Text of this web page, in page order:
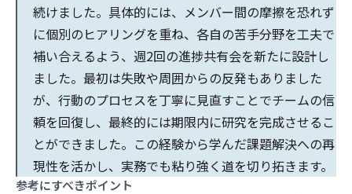
続けました。具体的には、メンバー間の摩擦を恐れず
に個別のヒアリングを重ね、各自の苦手分野を工夫で
補い合えるよう、週2回の進捗共有会を新たに設計し
ました。最初は失敗や周囲からの反発もありました
が、行動のプロセスを丁寧に見直すことでチームの信
頼を回復し、最終的には期限内に研究を完成させるこ
とができました。この経験から学んだ課題解決への再
現性を活かし、実務でも粘り強く道を切り拓きます。
参考にすべきポイント